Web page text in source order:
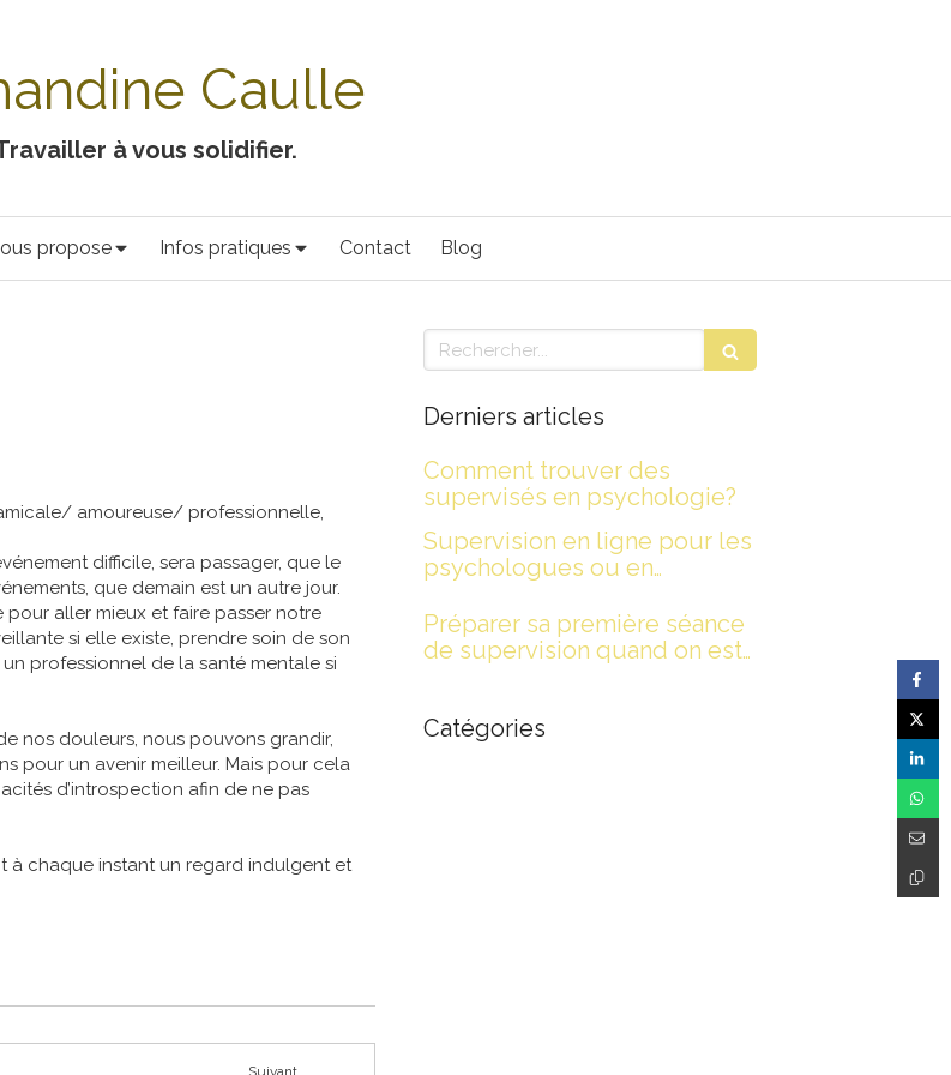
Caulle
à vous solidifier.
propose Infos pratiques Contact Blog
amoureuse/ professionnelle,
difficile, sera passager, que le
que demain est un autre jour.
aller mieux et faire passer notre
si elle existe, prendre soin de son
professionnel de la santé mentale si
nos douleurs, nous pouvons grandir,
pour un avenir meilleur. Mais pour cela
d’introspection afin de ne pas
à chaque instant un regard indulgent et
Suivant
Rechercher
Derniers articles
Comment trouver des
supervisés en psychologie?
Supervision en ligne pour les
psychologues ou en
Préparer sa première séance
de supervision quand on est
Catégories